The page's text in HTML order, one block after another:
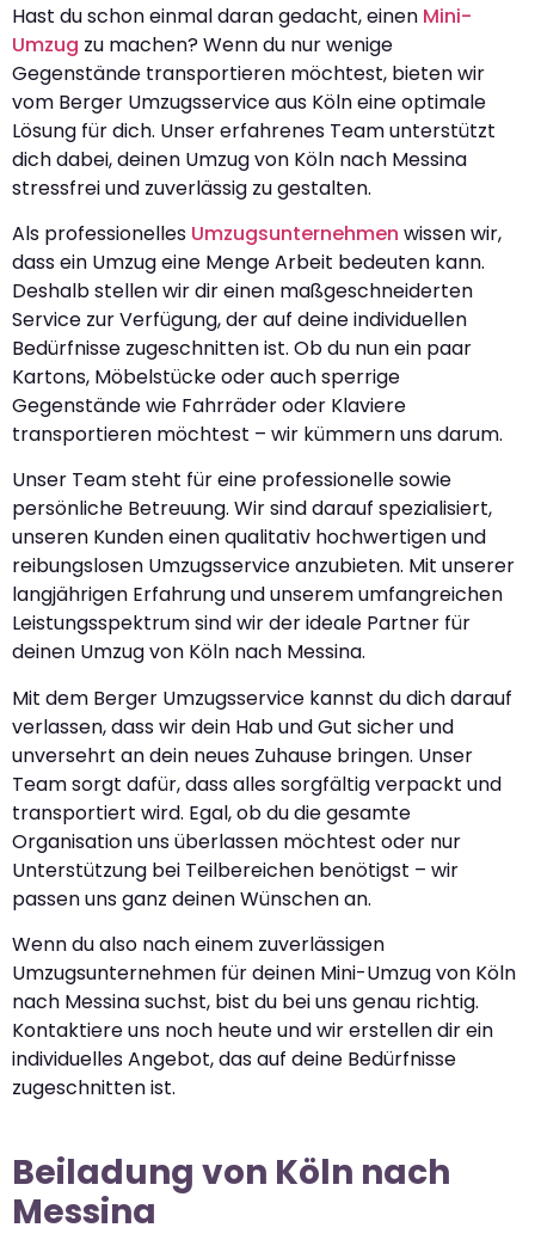
Hast du schon einmal daran gedacht, einen Mini-
Umzug zu machen? Wenn du nur wenige
Gegenstände transportieren möchtest, bieten wir
vom Berger Umzugsservice aus Köln eine optimale
Lösung für dich. Unser erfahrenes Team unterstützt
dich dabei, deinen Umzug von Köln nach Messina
stressfrei und zuverlässig zu gestalten.
Als professionelles Umzugsunternehmen wissen wir,
dass ein Umzug eine Menge Arbeit bedeuten kann.
Deshalb stellen wir dir einen maßgeschneiderten
Service zur Verfügung, der auf deine individuellen
Bedürfnisse zugeschnitten ist. Ob du nun ein paar
Kartons, Möbelstücke oder auch sperrige
Gegenstände wie Fahrräder oder Klaviere
transportieren möchtest – wir kümmern uns darum.
Unser Team steht für eine professionelle sowie
persönliche Betreuung. Wir sind darauf spezialisiert,
unseren Kunden einen qualitativ hochwertigen und
reibungslosen Umzugsservice anzubieten. Mit unserer
langjährigen Erfahrung und unserem umfangreichen
Leistungsspektrum sind wir der ideale Partner für
deinen Umzug von Köln nach Messina.
Mit dem Berger Umzugsservice kannst du dich darauf
verlassen, dass wir dein Hab und Gut sicher und
unversehrt an dein neues Zuhause bringen. Unser
Team sorgt dafür, dass alles sorgfältig verpackt und
transportiert wird. Egal, ob du die gesamte
Organisation uns überlassen möchtest oder nur
Unterstützung bei Teilbereichen benötigst – wir
passen uns ganz deinen Wünschen an.
Wenn du also nach einem zuverlässigen
Umzugsunternehmen für deinen Mini-Umzug von Köln
nach Messina suchst, bist du bei uns genau richtig.
Kontaktiere uns noch heute und wir erstellen dir ein
individuelles Angebot, das auf deine Bedürfnisse
zugeschnitten ist.
Beiladung von Köln nach
Messina